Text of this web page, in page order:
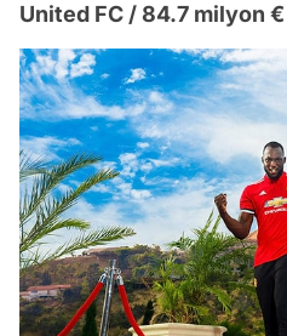
United FC / 84.7 milyon €